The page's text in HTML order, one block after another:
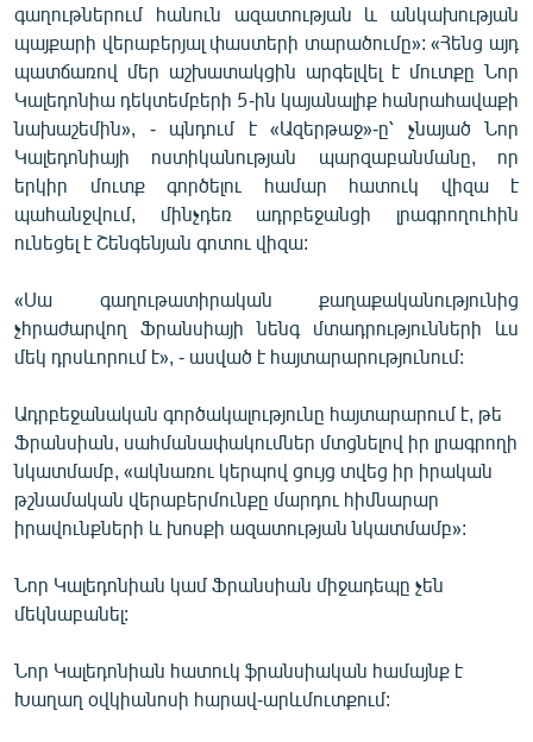
ՀԵՏԵՎԵՔ ՄԵԶ
«Ազատության» բոլոր կայքերը
գաղութներում հանուն ազատության և անկախության
պայքարի վերաբերյալ փաստերի տարածումը»: «Հենց այդ
պատճառով մեր աշխատակցին արգելվել է մուտքը Նոր
Կալեդոնիա դեկտեմբերի 5-ին կայանալիք հանրահավաքի
նախաշեմին», - պնդում է «Ազերթաջ»-ը՝ չնայած Նոր
Կալեդոնիայի ոստիկանության պարզաբանմանը, որ
երկիր մուտք գործելու համար հատուկ վիզա է
պահանջվում, մինչդեռ ադրբեջանցի լրագրողուհին
ունեցել է Շենգենյան գոտու վիզա:
«Սա գաղութատիրական քաղաքականությունից
չհրաժարվող Ֆրանսիայի նենգ մտադրությունների ևս
մեկ դրսևորում է», - ասված է հայտարարությունում:
Ադրբեջանական գործակալությունը հայտարարում է, թե
Ֆրանսիան, սահմանափակումներ մտցնելով իր լրագրողի
նկատմամբ, «ակնառու կերպով ցույց տվեց իր իրական
թշնամական վերաբերմունքը մարդու հիմնարար
իրավունքների և խոսքի ազատության նկատմամբ»:
Նոր Կալեդոնիան կամ Ֆրանսիան միջադեպը չեն
մեկնաբանել:
Նոր Կալեդոնիան հատուկ ֆրանսիական համայնք է
Խաղաղ օվկիանոսի հարավ-արևմուտքում: